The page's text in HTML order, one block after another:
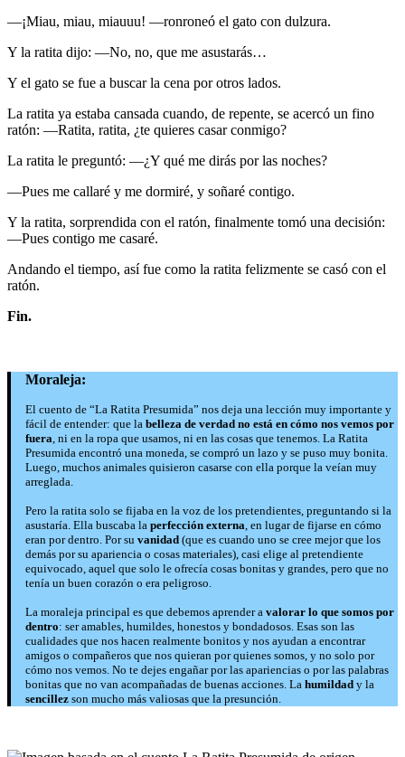
—¡Miau, miau, miauuu! —ronroneó el gato con dulzura.
Y la ratita dijo: —No, no, que me asustarás…
Y el gato se fue a buscar la cena por otros lados.
La ratita ya estaba cansada cuando, de repente, se acercó un fino
ratón: —Ratita, ratita, ¿te quieres casar conmigo?
La ratita le preguntó: —¿Y qué me dirás por las noches?
—Pues me callaré y me dormiré, y soñaré contigo.
Y la ratita, sorprendida con el ratón, finalmente tomó una decisión:
—Pues contigo me casaré.
Andando el tiempo, así fue como la ratita felizmente se casó con el
ratón.
Fin.
Moraleja:
El cuento de “La Ratita Presumida” nos deja una lección muy importante y
fácil de entender: que la belleza de verdad no está en cómo nos vemos por
fuera, ni en la ropa que usamos, ni en las cosas que tenemos. La Ratita
Presumida encontró una moneda, se compró un lazo y se puso muy bonita.
Luego, muchos animales quisieron casarse con ella porque la veían muy
arreglada.
Pero la ratita solo se fijaba en la voz de los pretendientes, preguntando si la
asustaría. Ella buscaba la perfección externa, en lugar de fijarse en cómo
eran por dentro. Por su vanidad (que es cuando uno se cree mejor que los
demás por su apariencia o cosas materiales), casi elige al pretendiente
equivocado, aquel que solo le ofrecía cosas bonitas y grandes, pero que no
tenía un buen corazón o era peligroso.
La moraleja principal es que debemos aprender a valorar lo que somos por
dentro: ser amables, humildes, honestos y bondadosos. Esas son las
cualidades que nos hacen realmente bonitos y nos ayudan a encontrar
amigos o compañeros que nos quieran por quienes somos, y no solo por
cómo nos vemos. No te dejes engañar por las apariencias o por las palabras
bonitas que no van acompañadas de buenas acciones. La humildad y la
sencillez son mucho más valiosas que la presunción.